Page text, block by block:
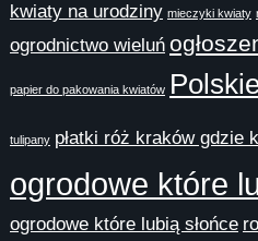
kwiaty na urodziny mieczyki kwiaty
ogrodnictwo wieluń
papier do pakowania kwiatów
tulipany płatki róż kraków gdzie
ogrodowe które
ogrodowe które lubią słońce